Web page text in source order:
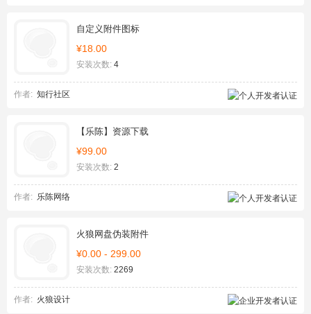
自定义附件图标
¥18.00
安装次数: 4
作者: 知行社区
【乐陈】资源下载
¥99.00
安装次数: 2
作者: 乐陈网络
火狼网盘伪装附件
¥0.00 - 299.00
安装次数: 2269
作者: 火狼设计